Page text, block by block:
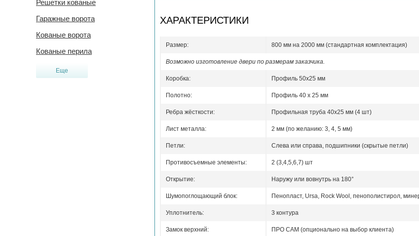
Решетки кованые
Гаражные ворота
Кованые ворота
Кованые перила
Еще
ХАРАКТЕРИСТИКИ
Размер: 800 мм на 2000 мм (стандартная комплектация)
Возможно изготовление двери по размерам заказчика.
Коробка: Профиль 50x25 мм
Полотно: Профиль 40 x 25 мм
Ребра жёсткости: Профильная труба 40х25 мм (4 шт)
Лист металла: 2 мм (по желанию: 3, 4, 5 мм)
Петли: Слева или справа, подшипники (скрытые петли)
Противосъемные элементы: 2 (3,4,5,6,7) шт
Открытие: Наружу или вовнутрь на 180°
Шумопоглощающий блок: Пенопласт, Ursa, Rock Wool, пенополистирол,
Уплотнитель: 3 контура
Замок верхний: ПРО САМ (опционально на выбор клиента)